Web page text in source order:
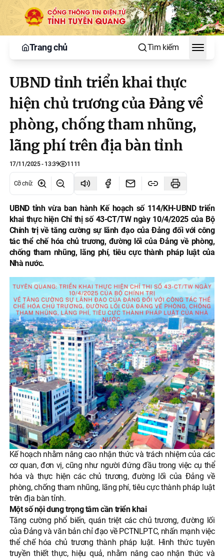
Trang chủ Tìm kiếm
Toggle
UBND tỉnh triển khai thực
hiện chủ trương của Đảng về
phòng, chống tham nhũng,
lãng phí trên địa bàn tỉnh
17/11/2025 - 13:39 1111
Cỡ chữ:
UBND tỉnh vừa ban hành Kế hoạch số 114/KH-UBND triển
khai thực hiện Chỉ thị số 43-CT/TW ngày 10/4/2025 của Bộ
Chính trị về tăng cường sự lãnh đạo của Đảng đối với công
tác thể chế hóa chủ trương, đường lối của Đảng về phòng,
chống tham nhũng, lãng phí, tiêu cực thành pháp luật của
Nhà nước.
Kế hoạch nhằm nâng cao nhận thức và trách nhiệm của các
cơ quan, đơn vị, cũng như người đứng đầu trong việc cụ thể
hóa và thực hiện các chủ trương, đường lối của Đảng về
phòng, chống tham nhũng, lãng phí, tiêu cực thành pháp luật
trên địa bàn tỉnh.
Một số nội dung trọng tâm cần triển khai
Tăng cường phổ biến, quán triệt các chủ trương, đường lối
của Đảng và văn bản chỉ đạo về PCTNLPTC, nhấn mạnh việc
thể chế hóa chủ trương thành pháp luật. Hình thức tuyên
truyền thiết thực, hiệu quả, nhằm nâng cao nhận thức và